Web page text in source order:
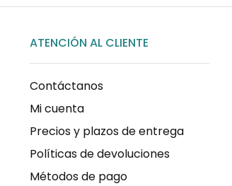
ATENCIÓN AL CLIENTE
Contáctanos
Mi cuenta
Precios y plazos de entrega
Políticas de devoluciones
Métodos de pago